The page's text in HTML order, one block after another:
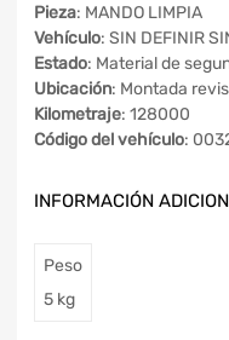
Pieza: MANDO LIMPIA
Vehículo: SIN DEFINIR
Estado: Material de
Ubicación: Montada
Kilometraje: 128000
Código del vehículo:
INFORMACIÓN
Peso
5 kg